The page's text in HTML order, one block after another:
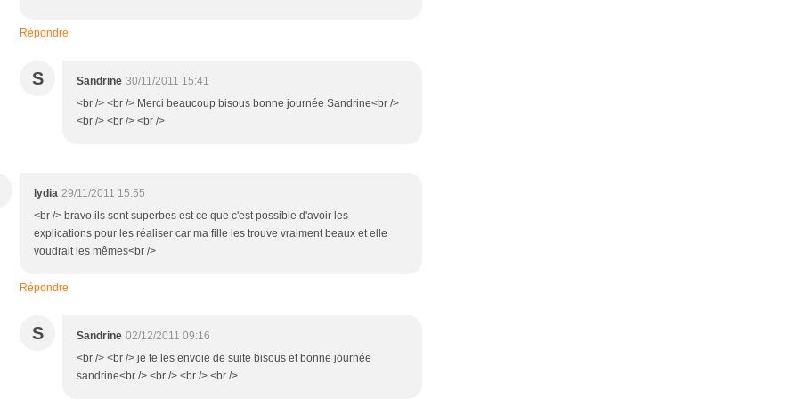
Répondre
S Sandrine 30/11/2011 15:41
<br /> <br /> Merci beaucoup bisous bonne journée Sandrine<br />
<br /> <br /> <br />
lydia 29/11/2011 15:55
<br /> bravo ils sont superbes est ce que c'est possible d'avoir les
explications pour les réaliser car ma fille les trouve vraiment beaux et elle
voudrait les mêmes<br />
Répondre
S Sandrine 02/12/2011 09:16
<br /> <br /> je te les envoie de suite bisous et bonne journée
sandrine<br /> <br /> <br /> <br />